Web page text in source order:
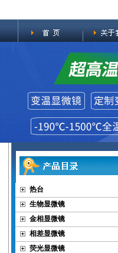
热台
生物显微镜
金相显微镜
相差显微镜
荧光显微镜